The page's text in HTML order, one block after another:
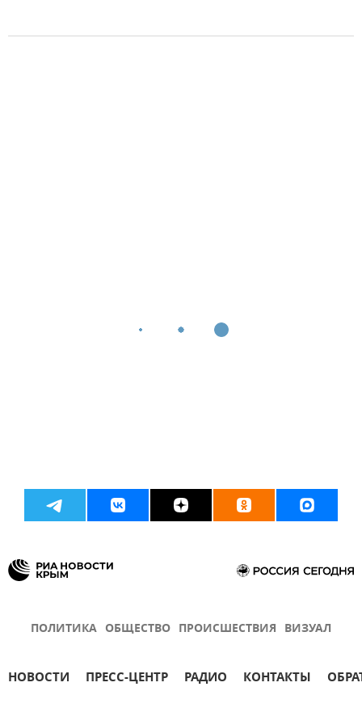
ПОЛИТИКА ОБЩЕСТВО ПРОИСШЕСТВИЯ ВИЗУАЛ
НОВОСТИ ПРЕСС-ЦЕНТР РАДИО КОНТАКТЫ